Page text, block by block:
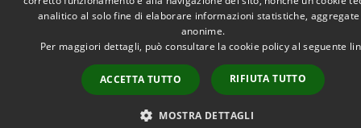
analitico al solo fine di elaborare informazioni statistiche,
anonime.
Per maggiori dettagli, può consultare la cookie policy al seguente
ACCETTA TUTTO RIFIUTA TUTTO
MOSTRA DETTAGLI